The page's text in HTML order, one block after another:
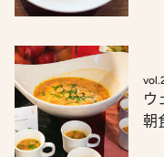
ウ
朝